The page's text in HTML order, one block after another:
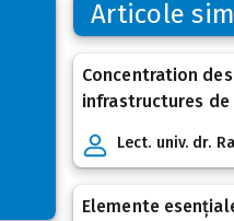
Articole
Concentration
infrastructures de
Lect. univ. dr.
Elemente